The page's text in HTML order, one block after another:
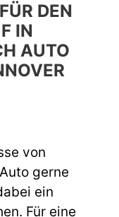
DEN
IN
AUTO
von
gerne
ein
Für eine